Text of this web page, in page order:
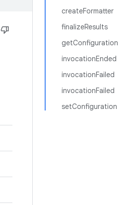
createFormatter
finalizeResults
getConfiguration
invocationEnded
invocationFailed
invocationFailed
setConfiguration